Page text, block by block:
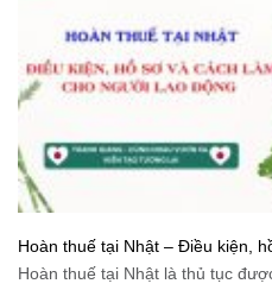
Hoàn thuế tại Nhật – Điều kiện,
động
Hoàn thuế tại Nhật là thủ tục